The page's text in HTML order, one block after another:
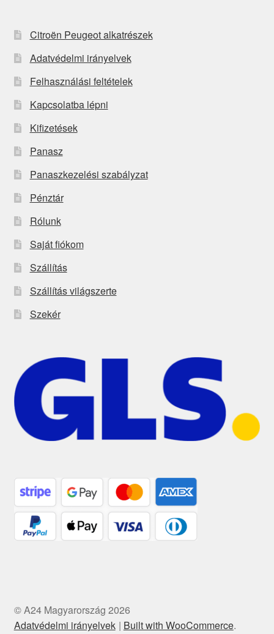
Citroën Peugeot alkatrészek
Adatvédelmi irányelvek
Felhasználási feltételek
Kapcsolatba lépni
Kifizetések
Panasz
Panaszkezelési szabályzat
Pénztár
Rólunk
Saját fiókom
Szállítás
Szállítás világszerte
Szekér
© A24 Magyarország 2026
Adatvédelmi irányelvek
Built with WooCommerce.